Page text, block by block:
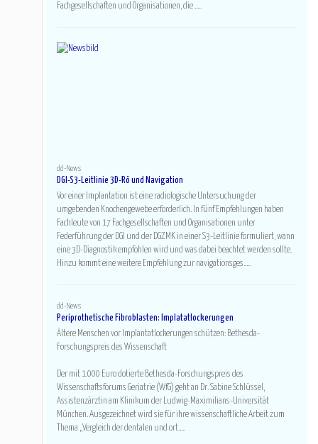
Fachgesellschaften und Organisationen, die .....
dd-News
DGI-S3-Leitlinie 3D-Rö und Navigation
Vor einer Implantation ist eine radiologische Untersuchung der
umgebenden Knochengewebe erforderlich. In fünf Empfehlungen haben
Fachleute von 17 Fachgesellschaften und Organisationen unter
Federführung der DGI und der DGZMK in einer S3-Leitlinie formuliert, wann
eine 3D-Diagnostik empfohlen wird und was dabei beachtet werden sollte.
Hinzu kommt eine weitere Empfehlung zur navigationsges.....
dd-News
Periprothetische Fibroblasten: Implatatlockerungen
Ältere Menschen vor Implantatlockerungen schützen: Bethesda-
Forschungspreis des Wissenschaft
Der mit 1.000 Euro dotierte Bethesda-Forschungspreis des
Wissenschaftsforums Geriatrie (WfG) geht an Dr. Sabine Schlüssel,
Assistenzärztin am Klinikum der Ludwig-Maximilians-Universität
München. Ausgezeichnet wird sie für ihre wissenschaftliche Arbeit zum
Thema „Vergleich der dentalen und ort.....